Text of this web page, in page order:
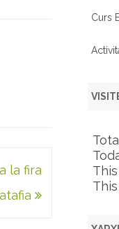
la fira
Curs